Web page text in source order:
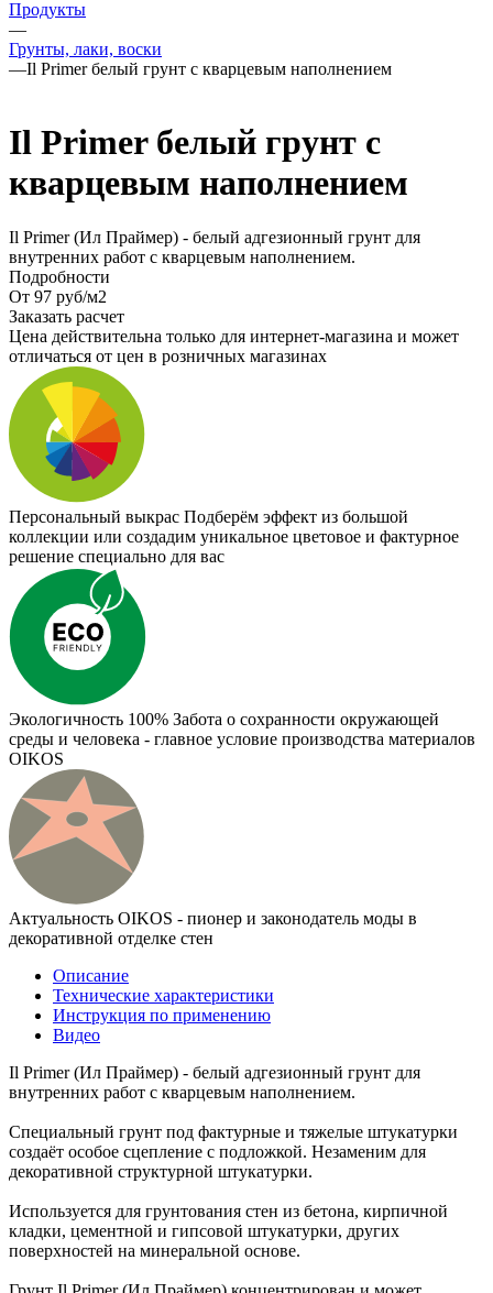
Продукты
—
Грунты, лаки, воски
—Il Primer белый грунт с кварцевым наполнением
Il Primer белый грунт с
кварцевым наполнением
Il Primer (Ил Праймер) - белый адгезионный грунт для
внутренних работ с кварцевым наполнением.
Подробности
От 97 руб/м2
Заказать расчет
Цена действительна только для интернет-магазина и может
отличаться от цен в розничных магазинах
Персональный выкрас Подберём эффект из большой
коллекции или создадим уникальное цветовое и фактурное
решение специально для вас
Экологичность 100% Забота о сохранности окружающей
среды и человека - главное условие производства материалов
OIKOS
Актуальность OIKOS - пионер и законодатель моды в
декоративной отделке стен
Описание
Технические характеристики
Инструкция по применению
Видео
Il Primer (Ил Праймер) - белый адгезионный грунт для
внутренних работ с кварцевым наполнением.
Специальный грунт под фактурные и тяжелые штукатурки
создаёт особое сцепление с подложкой. Незаменим для
декоративной структурной штукатурки.
Используется для грунтования стен из бетона, кирпичной
кладки, цементной и гипсовой штукатурки, других
поверхностей на минеральной основе.